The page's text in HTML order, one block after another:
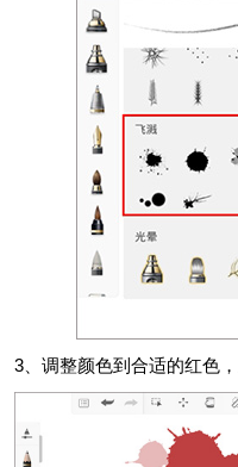
3、调整颜色到合适的红色